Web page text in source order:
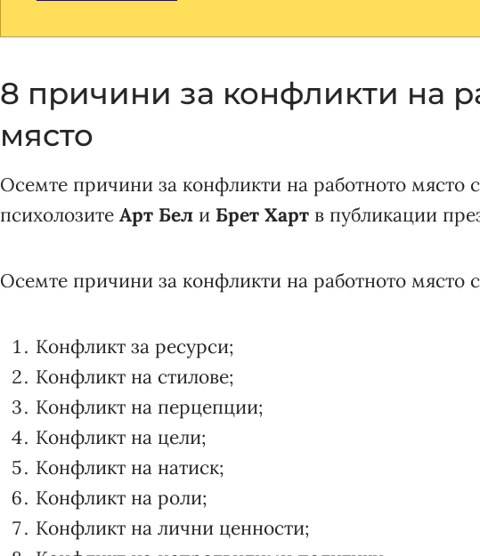
8 причини за конфликти на
място
Осемте причини за конфликти на работното място
психолозите Арт Бел и Брет Харт в публикации
Осемте причини за конфликти на работното място
Конфликт за ресурси;
Конфликт на стилове;
Конфликт на перцепции;
Конфликт на цели;
Конфликт на натиск;
Конфликт на роли;
Конфликт на лични ценности;